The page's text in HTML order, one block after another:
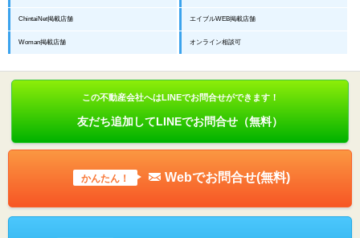
ChintaiNet掲載店舗 エイブルWEB掲載店舗
Woman掲載店舗 オンライン相談可
この不動産会社へはLINEでお問合せができます！
友だち追加してLINEでお問合せ（無料）
かんたん！ Webでお問合せ(無料)